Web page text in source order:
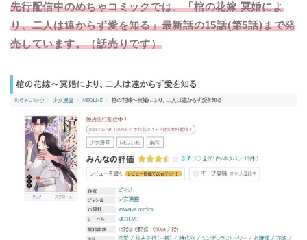
先行配信中のめちゃコミックでは、「棺の花嫁 冥婚によ
り、二人は遠からず愛を知る」最新話の15話(第5話)まで発
売しています。（話売りです）